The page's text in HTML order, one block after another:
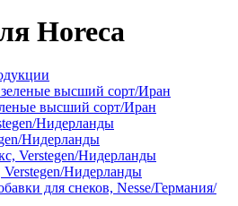
Horeca
высший сорт/Иран
Нидерланды
Нидерланды